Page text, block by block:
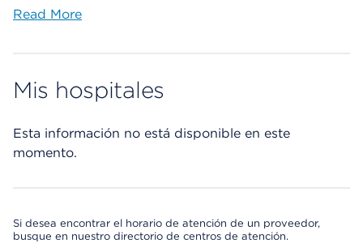
Read More
Mis hospitales
Esta información no está disponible en este
momento.
Si desea encontrar el horario de atención de un proveedor,
busque en nuestro directorio de centros de atención.